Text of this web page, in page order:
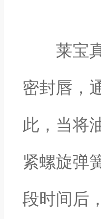
莱宝真
密封唇，
此，当将
紧螺旋弹
段时间后